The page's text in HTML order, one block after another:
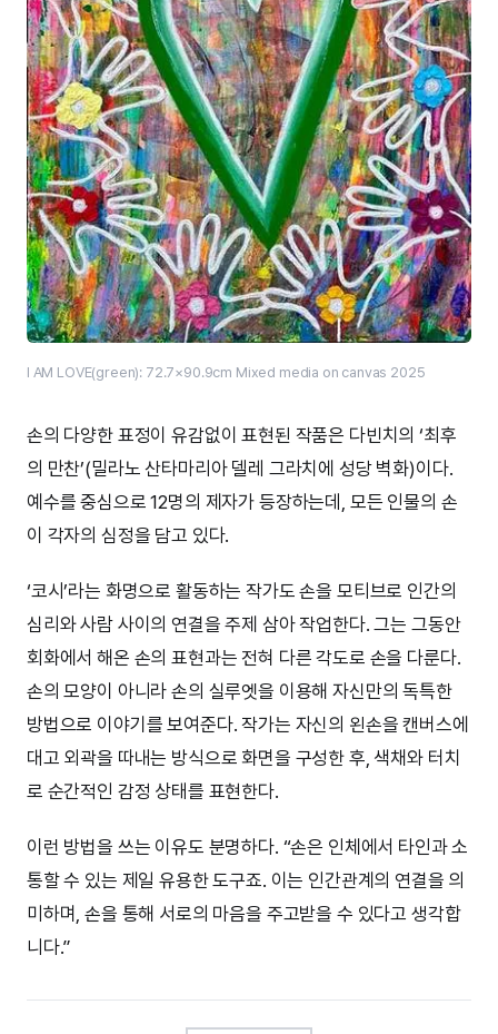
I AM LOVE(green): 72.7×90.9cm Mixed media on canvas 2025
손의 다양한 표정이 유감없이 표현된 작품은 다빈치의 ‘최후
의 만찬’(밀라노 산타마리아 델레 그라치에 성당 벽화)이다.
예수를 중심으로 12명의 제자가 등장하는데, 모든 인물의 손
이 각자의 심정을 담고 있다.
‘코시’라는 화명으로 활동하는 작가도 손을 모티브로 인간의
심리와 사람 사이의 연결을 주제 삼아 작업한다. 그는 그동안
회화에서 해온 손의 표현과는 전혀 다른 각도로 손을 다룬다.
손의 모양이 아니라 손의 실루엣을 이용해 자신만의 독특한
방법으로 이야기를 보여준다. 작가는 자신의 왼손을 캔버스에
대고 외곽을 따내는 방식으로 화면을 구성한 후, 색채와 터치
로 순간적인 감정 상태를 표현한다.
이런 방법을 쓰는 이유도 분명하다. “손은 인체에서 타인과 소
통할 수 있는 제일 유용한 도구죠. 이는 인간관계의 연결을 의
미하며, 손을 통해 서로의 마음을 주고받을 수 있다고 생각합
니다.”